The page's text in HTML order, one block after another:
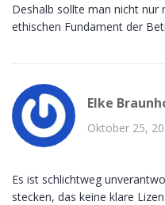
Deshalb sollte man nicht nur
ethischen Fundament der
Elke
Oktober 25,
Es ist schlichtweg
stecken, das keine klare